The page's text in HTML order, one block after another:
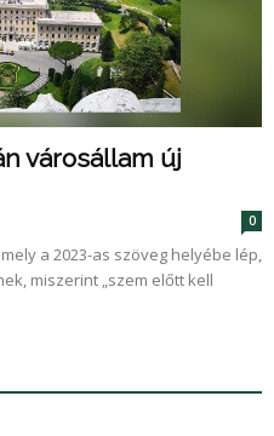
városállam új
0
a 2023-as szöveg helyébe lép,
miszerint „szem előtt kell